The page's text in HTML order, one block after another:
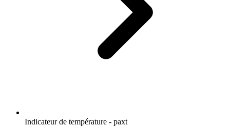
Indicateur de température - paxt